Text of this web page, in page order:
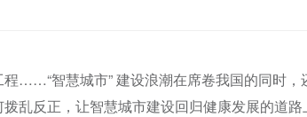
……“智慧城市” 建设浪潮在席卷我国的同时，
乱反正，让智慧城市建设回归健康发展的道